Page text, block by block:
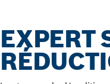
EXPERT